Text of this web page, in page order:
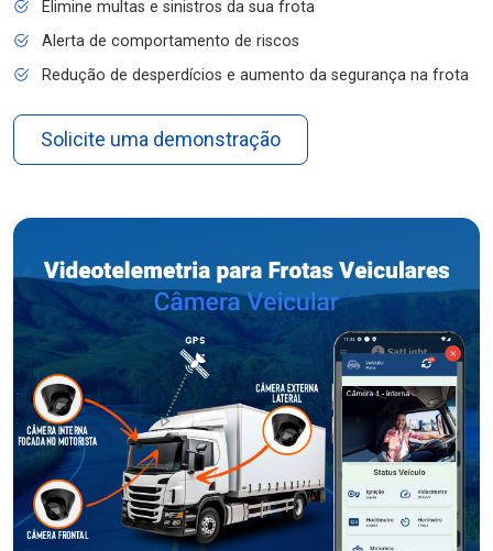
Elimine multas e sinistros da sua frota
Alerta de comportamento de riscos
Redução de desperdícios e aumento da segurança na frota
Solicite uma demonstração